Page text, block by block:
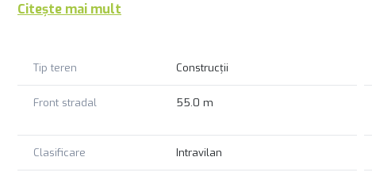
Citește mai mult
Tip teren Construcții
Front stradal 55.0 m
Clasificare Intravilan